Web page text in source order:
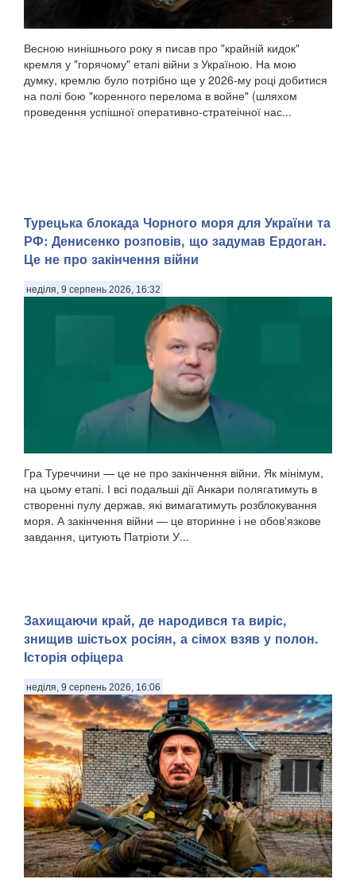
Весною нинішнього року я писав про "крайній кидок"
кремля у "горячому" етапі війни з Україною. На мою
думку, кремлю було потрібно ще у 2026-му році добитися
на полі бою "коренного перелома в войне" (шляхом
проведення успішної оперативно-стратеічної нас...
Турецька блокада Чорного моря для України та
РФ: Денисенко розповів, що задумав Ердоган.
Це не про закінчення війни
неділя, 9 серпень 2026, 16:32
Гра Туреччини — це не про закінчення війни. Як мінімум,
на цьому етапі. І всі подальші дії Анкари полягатимуть в
створенні пулу держав, які вимагатимуть розблокування
моря. А закінчення війни — це вторинне і не обовʼязкове
завдання, цитують Патріоти У...
Захищаючи край, де народився та виріс,
знищив шістьох росіян, а сімох взяв у полон.
Історія офіцера
неділя, 9 серпень 2026, 16:06